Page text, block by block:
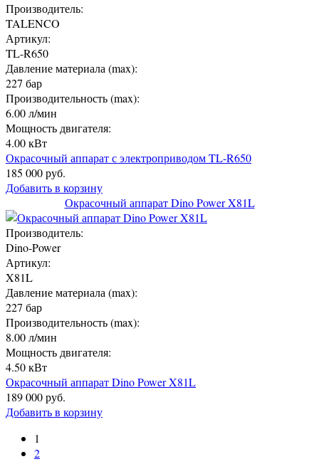
Производитель:
TALENCO
Артикул:
TL-R650
Давление материала (max):
227 бар
Производительность (max):
6.00 л/мин
Мощность двигателя:
4.00 кВт
Окрасочный аппарат с электроприводом TL-R650
185 000 руб.
Добавить в корзину
Окрасочный аппарат Dino Power X81L
Производитель:
Dino-Power
Артикул:
X81L
Давление материала (max):
227 бар
Производительность (max):
8.00 л/мин
Мощность двигателя:
4.50 кВт
Окрасочный аппарат Dino Power X81L
189 000 руб.
Добавить в корзину
1
2